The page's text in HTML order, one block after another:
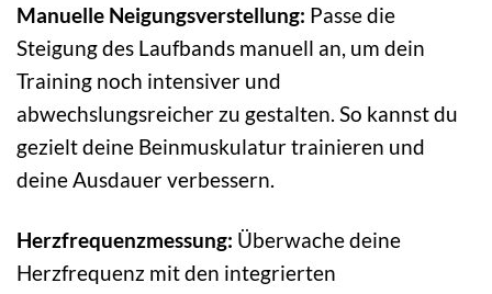
Manuelle Neigungsverstellung: Passe die
Steigung des Laufbands manuell an, um dein
Training noch intensiver und
abwechslungsreicher zu gestalten. So kannst du
gezielt deine Beinmuskulatur trainieren und
deine Ausdauer verbessern.
Herzfrequenzmessung: Überwache deine
Herzfrequenz mit den integrierten